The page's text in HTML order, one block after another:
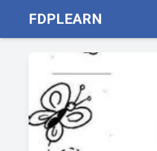
FDPLEARN